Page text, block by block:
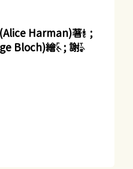
Harman)著 ;
Bloch)繪 ; 謝